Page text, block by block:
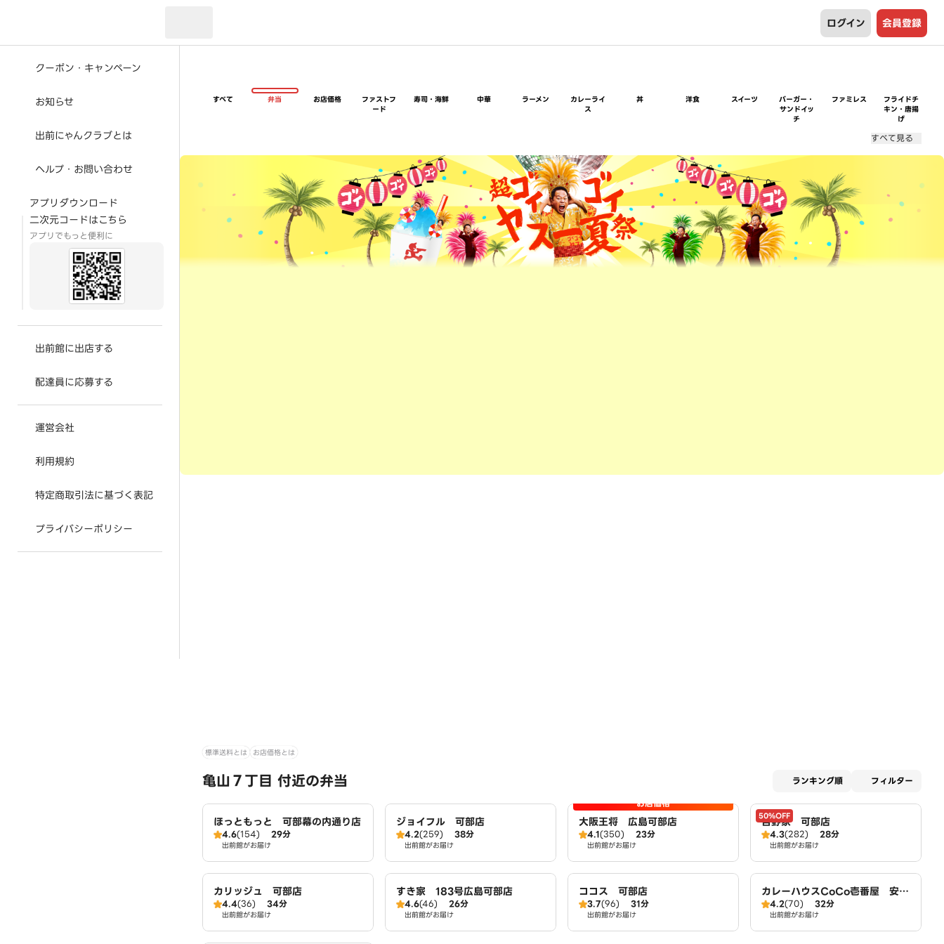
ログイン 会員登録
クーポン・キャンペーン
お知らせ
出前にゃんクラブとは
ヘルプ・お問い合わせ
アプリダウンロード
二次元コードはこちら
アプリでもっと便利に
出前館に出店する
配達員に応募する
運営会社
利用規約
特定商取引法に基づく表記
プライバシーポリシー
すべて 弁当 お店価格
ファストフ
ード
寿司・海鮮 中華 ラーメン
カレーライ
ス
丼 洋食 スイーツ
バーガー・
サンドイッ
チ
ファミレス
フライドチ
キン・唐揚
げ
すべて見る
超ゴイゴイヤスー夏祭
標準送料とは お店価格とは
亀山７丁目 付近の弁当 ランキング順 フィルター
ほっともっと 可部幕の内通り店
4.6(154) 29分
出前館がお届け
ジョイフル 可部店
4.2(259) 38分
出前館がお届け
お店価格
大阪王将 広島可部店
4.1(350) 23分
出前館がお届け
50%OFF
吉野家 可部店
4.3(282) 28分
出前館がお届け
カリッジュ 可部店
4.4(36) 34分
出前館がお届け
すき家 183号広島可部店
4.6(46) 26分
出前館がお届け
ココス 可部店
3.7(96) 31分
出前館がお届け
カレーハウスCoCo壱番屋 安佐
北区可部店（SD）
4.2(70) 32分
出前館がお届け